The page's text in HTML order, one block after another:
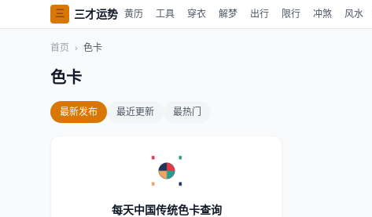
三 三才运势 黄历 工具 穿衣 解梦 出行 限行 冲煞 风水
首页 › 色卡
色卡
最新发布 最近更新 最热门
每天中国传统色卡查询